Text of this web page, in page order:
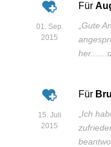
01. Sep.
2015
Für
Gute
15. Juli
2015
Für
Ich